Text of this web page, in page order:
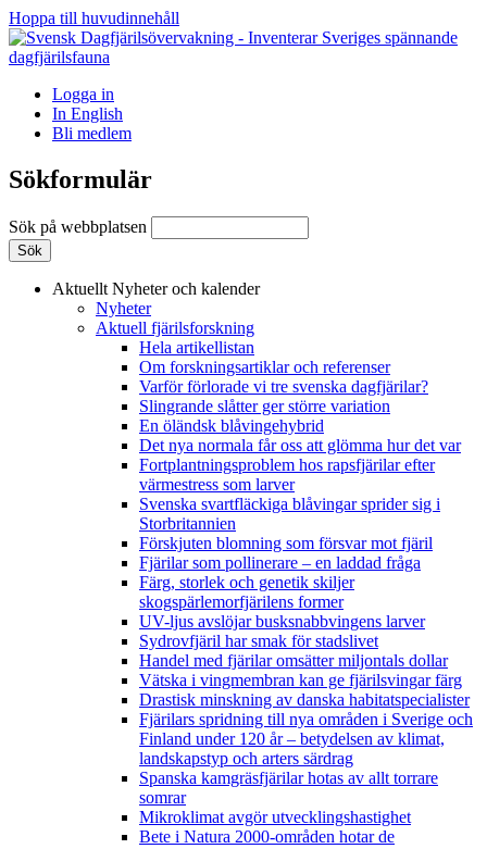
Hoppa till huvudinnehåll
Logga in
In English
Bli medlem
Sökformulär
Sök på webbplatsen
Aktuellt Nyheter och kalender
Nyheter
Aktuell fjärilsforskning
Hela artikellistan
Om forskningsartiklar och referenser
Varför förlorade vi tre svenska dagfjärilar?
Slingrande slåtter ger större variation
En öländsk blåvingehybrid
Det nya normala får oss att glömma hur det var
Fortplantningsproblem hos rapsfjärilar efter
värmestress som larver
Svenska svartfläckiga blåvingar sprider sig i
Storbritannien
Förskjuten blomning som försvar mot fjäril
Fjärilar som pollinerare – en laddad fråga
Färg, storlek och genetik skiljer
skogspärlemorfjärilens former
UV-ljus avslöjar busksnabbvingens larver
Sydrovfjäril har smak för stadslivet
Handel med fjärilar omsätter miljontals dollar
Vätska i vingmembran kan ge fjärilsvingar färg
Drastisk minskning av danska habitatspecialister
Fjärilars spridning till nya områden i Sverige och
Finland under 120 år– betydelsen av klimat,
landskapstyp och arters särdrag
Spanska kamgräsfjärilar hotas av allt torrare
somrar
Mikroklimat avgör utvecklingshastighet
Bete i Natura 2000-områden hotar de